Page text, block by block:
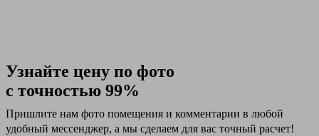
Узнайте цену по фото
с точностью 99%
Пришлите нам фото помещения и комментарии в любой
удобный мессенджер, а мы сделаем для вас точный расчет!